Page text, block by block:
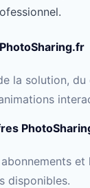
la solution, du
et
disponibles.